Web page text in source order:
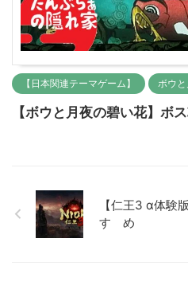
【日本関連テーマゲーム】 ボウ
【ボウと月夜の碧い花】
【仁王3 α体験
すゝめ